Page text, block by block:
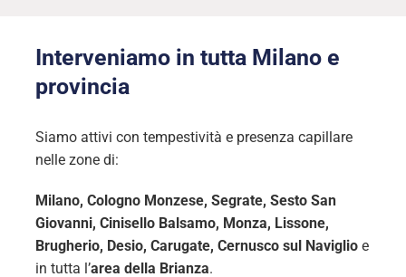
Interveniamo in tutta Milano e
provincia
Siamo attivi con tempestività e presenza capillare
nelle zone di:
Milano, Cologno Monzese, Segrate, Sesto San
Giovanni, Cinisello Balsamo, Monza, Lissone,
Brugherio, Desio, Carugate, Cernusco sul Naviglio e
in tutta l’area della Brianza.